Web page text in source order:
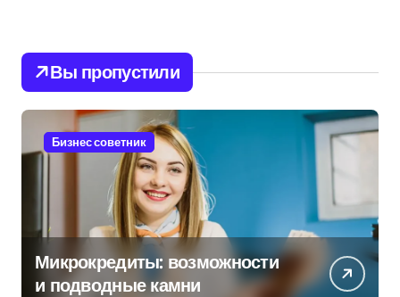
Вы пропустили
Бизнес советник
Микрокредиты: возможности
и подводные камни